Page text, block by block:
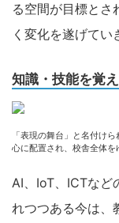
る空間が目標とさ
く変化を遂げてい
知識・技能を覚
「表現の舞台」と名付け
心に配置され、校舎全体を
AI、IoT、ICTなど
れつつある今は、